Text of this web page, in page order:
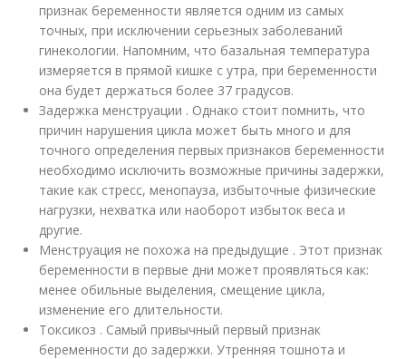
признак беременности является одним из самых
точных, при исключении серьезных заболеваний
гинекологии. Напомним, что базальная температура
измеряется в прямой кишке с утра, при беременности
она будет держаться более 37 градусов.
Задержка менструации . Однако стоит помнить, что
причин нарушения цикла может быть много и для
точного определения первых признаков беременности
необходимо исключить возможные причины задержки,
такие как стресс, менопауза, избыточные физические
нагрузки, нехватка или наоборот избыток веса и
другие.
Менструация не похожа на предыдущие . Этот признак
беременности в первые дни может проявляться как:
менее обильные выделения, смещение цикла,
изменение его длительности.
Токсикоз . Самый привычный первый признак
беременности до задержки. Утренняя тошнота и